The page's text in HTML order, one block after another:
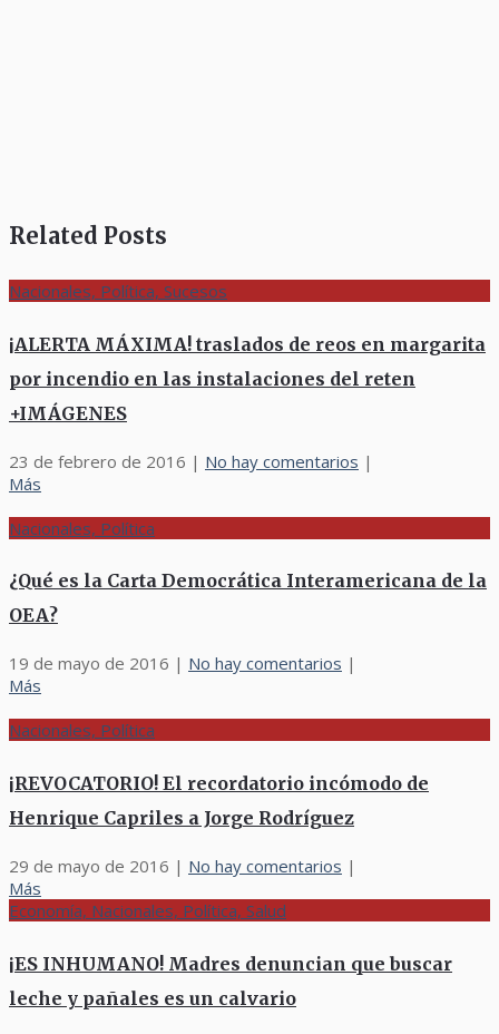
Related Posts
Nacionales, Política, Sucesos
¡ALERTA MÁXIMA! traslados de reos en margarita
por incendio en las instalaciones del reten
+IMÁGENES
23 de febrero de 2016 | No hay comentarios |
Más
Nacionales, Política
¿Qué es la Carta Democrática Interamericana de la
OEA?
19 de mayo de 2016 | No hay comentarios |
Más
Nacionales, Política
¡REVOCATORIO! El recordatorio incómodo de
Henrique Capriles a Jorge Rodríguez
29 de mayo de 2016 | No hay comentarios |
Más
Economía, Nacionales, Política, Salud
¡ES INHUMANO! Madres denuncian que buscar
leche y pañales es un calvario